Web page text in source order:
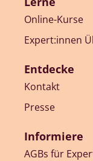
Online-Kurse
Expert:innen
Entdecke
Kontakt
Presse
Informiere
AGBs für